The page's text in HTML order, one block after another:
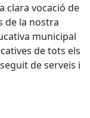
clara vocació de
de la nostra
municipal
de tots els
de serveis i